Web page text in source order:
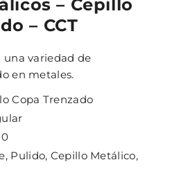
– Cepillo
– CCT
una variedad de
en metales.
Copa Trenzado
Pulido, Cepillo Metálico,